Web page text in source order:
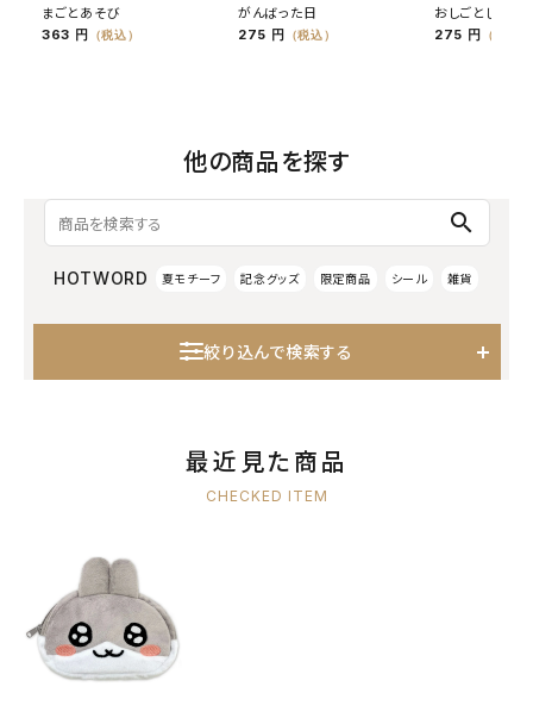
まごとあそび
363 円 （税込）
がんばった日
275 円 （税込）
おしごとした日
275 円 （税込）
他の商品を探す
search
HOTWORD 夏モチーフ 記念グッズ 限定商品 シール 雑貨
絞り込んで検索する
最近見た商品
CHECKED ITEM